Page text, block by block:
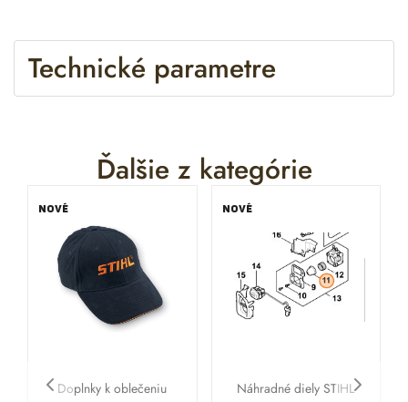
Technické parametre
Ďalšie z kategórie
NOVÉ
Doplnky k oblečeniu
NOVÉ
Náhradné diely STIHL